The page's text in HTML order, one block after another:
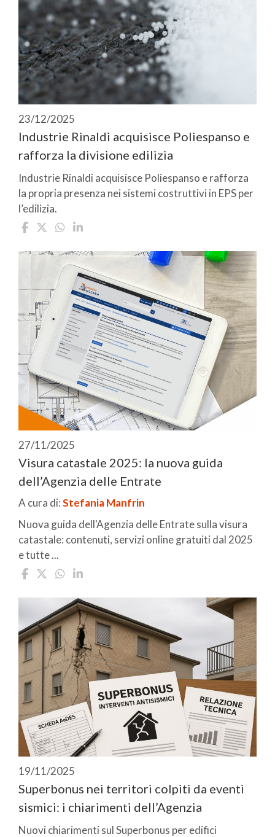
23/12/2025
Industrie Rinaldi acquisisce Poliespanso e
rafforza la divisione edilizia
Industrie Rinaldi acquisisce Poliespanso e rafforza
la propria presenza nei sistemi costruttivi in EPS per
l’edilizia.
27/11/2025
Visura catastale 2025: la nuova guida
dell’Agenzia delle Entrate
A cura di:Stefania Manfrin
Nuova guida dell'Agenzia delle Entrate sulla visura
catastale: contenuti, servizi online gratuiti dal 2025
e tutte ...
19/11/2025
Superbonus nei territori colpiti da eventi
sismici: i chiarimenti dell’Agenzia
Nuovi chiarimenti sul Superbonus per edifici